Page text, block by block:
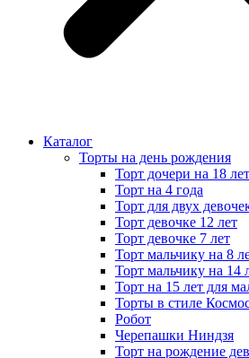
Каталог
Торты на день рождения
Торт дочери на 18 лет
Торт на 4 года
Торт для двух
Торт девочке 12 лет
Торт девочке 7 лет
Торт мальчику на 8
Торт мальчику на 14
Торт на 15 лет для
Торты в стиле
Робот
Черепашки Ниндзя
Торт на рождение